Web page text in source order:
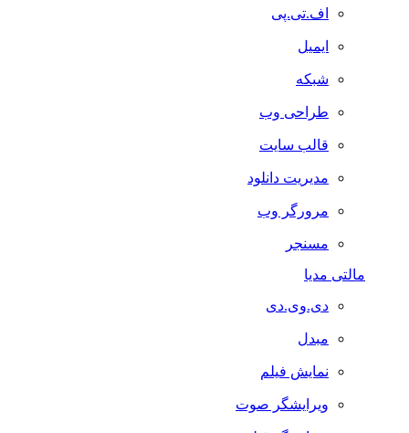
اف.تی.پی
ایمیل
شبکه
طراحی وب
قالب سایت
مدیریت دانلود
مرورگر وب
مسنجر
مالتی مدیا
دی.وی.دی
مبدل
نمایش فیلم
ویرایشگر صوت